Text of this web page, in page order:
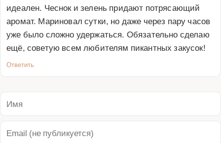
идеален. Чеснок и зелень придают потрясающий
аромат. Мариновал сутки, но даже через пару часов
уже было сложно удержаться. Обязательно сделаю
ещё, советую всем любителям пикантных закусок!
Ответить